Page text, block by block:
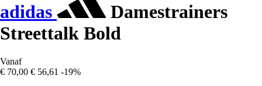
adidas
Damestrainers
Streettalk Bold
Vanaf
€ 70,00 € 56,61 -19%